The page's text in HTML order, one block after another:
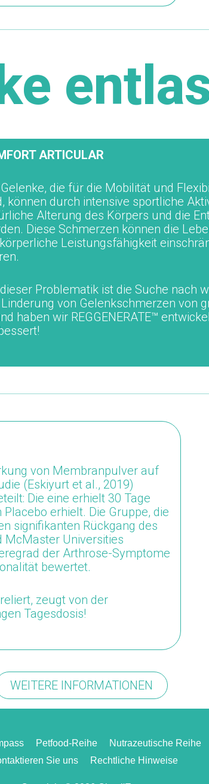
ARTICULAR
Gelenke, die für die Mobilität und
können durch intensive sportliche
Alterung des Körpers und die
Diese Schmerzen können die
Leistungsfähigkeit
dieser Problematik ist die Suche nach
von Gelenkschmerzen von
haben wir REGGENERATE™
von Membranpulver auf
(Eskiyurt et al., 2019)
Die eine erhielt 30 Tage
erhielt. Die Gruppe, die
signifikanten Rückgang des
McMaster Universities
der Arthrose-Symptome
bewertet.
zeugt von der
Tagesdosis!
WEITERE INFORMATIONEN
Petfood-Reihe Nutrazeutische Reihe
Sie uns
Rechtliche Hinweise